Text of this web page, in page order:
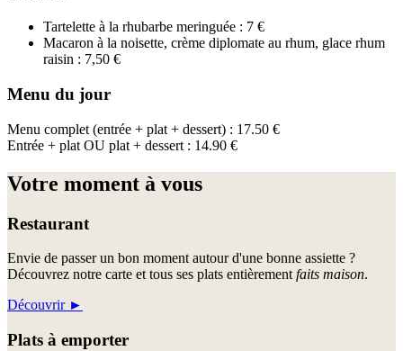
Tartelette à la rhubarbe meringuée : 7 €
Macaron à la noisette, crème diplomate au rhum, glace rhum
raisin : 7,50 €
Menu du jour
Menu complet (entrée + plat + dessert) : 17.50 €
Entrée + plat OU plat + dessert : 14.90 €
Votre moment à vous
Restaurant
Envie de passer un bon moment autour d'une bonne assiette ?
Découvrez notre carte et tous ses plats entièrement faits maison.
Découvrir►
Plats à emporter